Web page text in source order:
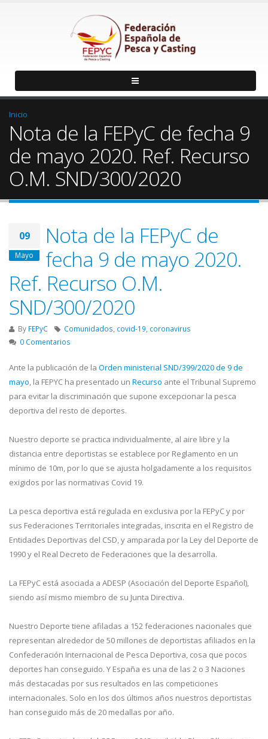
Inicio
Nota de la FEPyC de fecha 9
de mayo 2020. Ref. Recurso
O.M. SND/300/2020
09
Mayo
Nota de la FEPyC de
fecha 9 de mayo 2020.
Ref. Recurso O.M.
SND/300/2020
By FEPyC Comunidados covid-19 coronavirus
0 Comentarios
Ante la publicación de la Orden ministerial SND/399/2020 de 9 de
mayo, la FEPYC ha presentado un Recurso ante el Tribunal Supremo
para evitar la discriminación que supone excepcionar la pesca
deportiva del resto de deportes.
Nuestro deporte se practica individualmente, al aire libre y la
distancia entre deportistas se establece por Reglamento en un
mínimo de 10m, por lo que se ajusta holgadamente a los requisitos
exigidos por las normativas Covid 19.
La pesca deportiva está regulada en exclusiva por la FEPyC y por
sus Federaciones Territoriales integradas, inscrita en el Registro de
Entidades Deportivas del CSD, y amparada por la Ley del Deporte de
1990 y el Real Decreto de Federaciones que la desarrolla.
La FEPyC está asociada a ADESP (Asociación del Deporte Español),
siendo así mismo miembro de su Junta Directiva.
Nuestro Deporte tiene afiladas a 152 federaciones nacionales que
representan alrededor de 50 millones de deportistas afiliados en la
Confederación Internacional de Pesca Deportiva, cosa que pocos
deportes han conseguido. Y España es una de las 2 o 3 Naciones
más destacadas por sus resultados en las competiciones
internacionales. Solo en los dos últimos años nuestros deportistas
han conseguido más de 20 medallas por año.